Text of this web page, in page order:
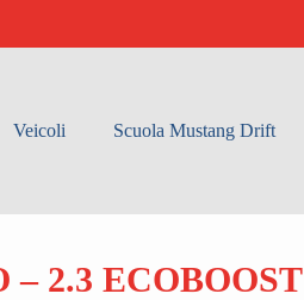
Veicoli Scuola Mustang Drift
2.3 ECOBOOST